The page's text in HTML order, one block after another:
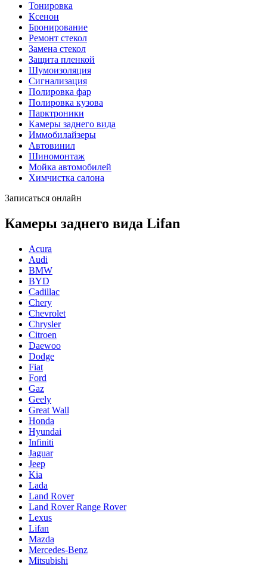
Тонировка
Ксенон
Бронирование
Ремонт стекол
Замена стекол
Защита пленкой
Шумоизоляция
Сигнализация
Полировка фар
Полировка кузова
Парктроники
Камеры заднего вида
Иммобилайзеры
Автовинил
Шиномонтаж
Мойка автомобилей
Химчистка салона
Записаться онлайн
Камеры заднего вида Lifan
Acura
Audi
BMW
BYD
Cadillac
Chery
Chevrolet
Chrysler
Citroen
Daewoo
Dodge
Fiat
Ford
Gaz
Geely
Great Wall
Honda
Hyundai
Infiniti
Jaguar
Jeep
Kia
Lada
Land Rover
Land Rover Range Rover
Lexus
Lifan
Mazda
Mercedes-Benz
Mitsubishi